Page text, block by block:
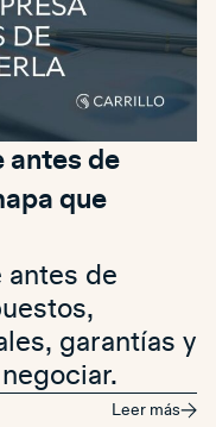
antes de
que
antes de
garantías y
Leer más